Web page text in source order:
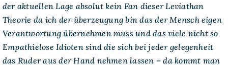
der aktuellen Lage absolut kein Fan dieser Leviathan
Theorie da ich der überzeugung bin das der Mensch eigen
Verantwortung übernehmen muss und das viele nicht so
Empathielose Idioten sind die sich bei jeder gelegenheit
das Ruder aus der Hand nehmen lassen – da kommt man